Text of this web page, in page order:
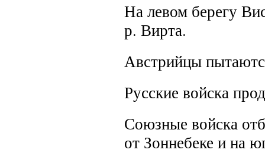
На левом берегу
р. Вирта.
Австрийцы
Русские войска
Союзные войска
от Зоннебеке и на